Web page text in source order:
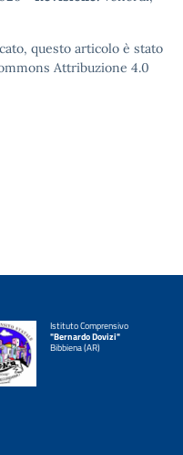
questo articolo è stato
Attribuzione 4.0
Istituto Comprensivo
"Bernardo Dovizi"
Bibbiena (AR)